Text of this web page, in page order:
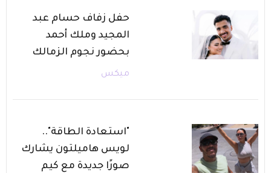
حفل زفاف حسام عبد
المجيد وملك أحمد
بحضور نجوم الزمالك
ميكس
"استعادة الطاقة"..
لويس هاميلتون يشارك
صورًا جديدة مع كيم